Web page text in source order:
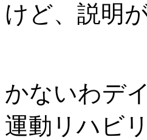
けど、説明
かないわデ
運動リハビ